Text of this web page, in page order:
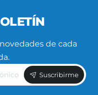
de cada
Suscribirme